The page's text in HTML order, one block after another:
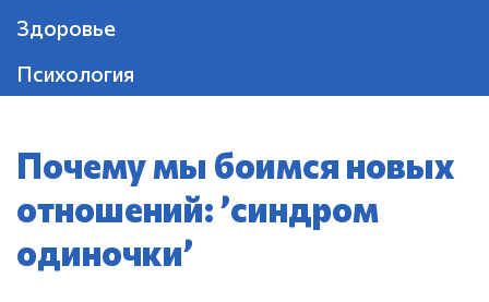
Здоровье
Психология
Почему мы боимся новых
отношений: ’синдром
одиночки’